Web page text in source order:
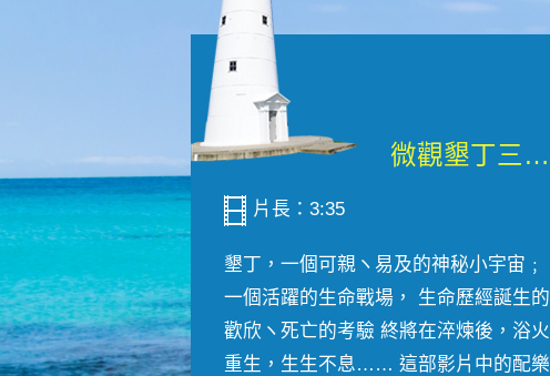
微觀墾丁三部曲 重生....
片長：3:35
墾丁，一個可親ヽ易及的神秘小宇宙﹔
一個活躍的生命戰場， 生命歷經誕生的
歡欣ヽ死亡的考驗 終將在淬煉後，浴火
重生，生生不息…… 這部影片中的配樂